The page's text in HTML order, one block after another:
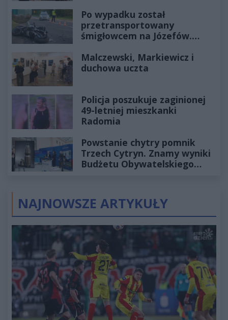
Po wypadku został
przetransportowany
śmigłowcem na Józefów.
Malczewski, Markiewicz i
duchowa uczta
Policja poszukuje zaginionej
49-letniej mieszkanki
Radomia
Powstanie chytry pomnik
Trzech Cytryn. Znamy wyniki
Budżetu Obywatelskiego
NAJNOWSZE ARTYKUŁY